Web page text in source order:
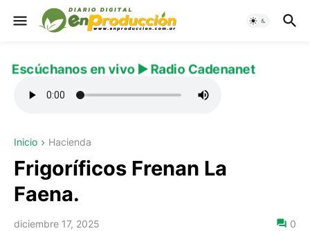
Escúchanos en vivo ▶️ Radio Cadenanet
Inicio Hacienda
Frigoríficos Frenan La
Faena.
diciembre 17, 2025 0